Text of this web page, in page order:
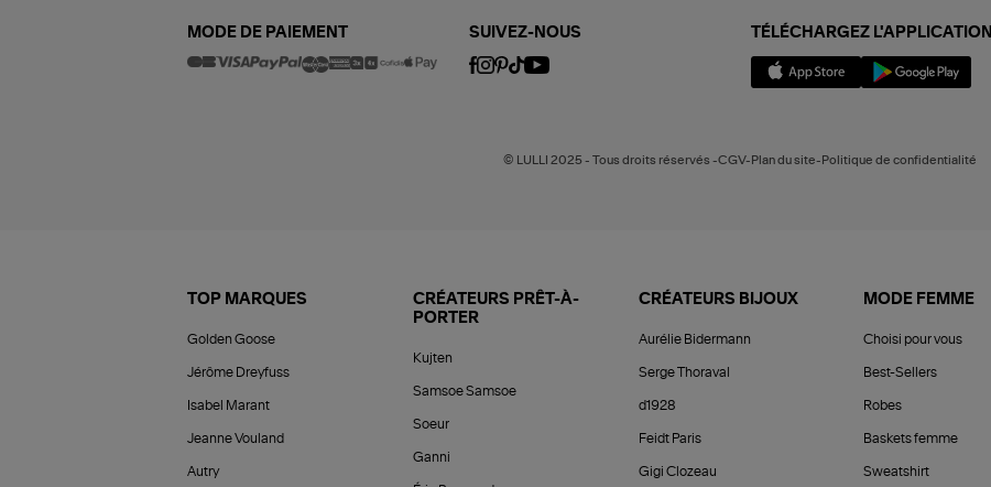
MODE DE PAIEMENT SUIVEZ-NOUS TÉLÉCHARGEZ L'APPLICATION
© LULLI 2025 - Tous droits réservés -CGV-Plan du site-Politique de confidentialité
TOP MARQUES
Golden Goose
Jérôme Dreyfuss
Isabel Marant
Jeanne Vouland
Autry
CRÉATEURS PRÊT-À-
PORTER
Kujten
Samsoe Samsoe
Soeur
Ganni
CRÉATEURS BIJOUX
Aurélie Bidermann
Serge Thoraval
d1928
Feidt Paris
Gigi Clozeau
MODE FEMME
Choisi pour vous
Best-Sellers
Robes
Baskets femme
Sweatshirt